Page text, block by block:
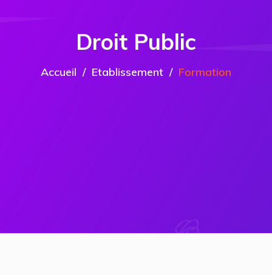
Droit Public
Accueil Etablissement Formation